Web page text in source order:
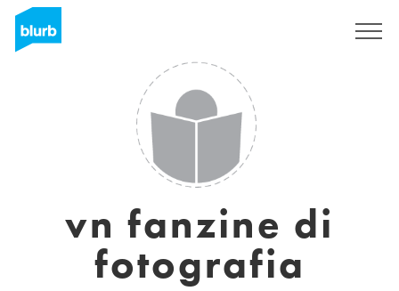
vn fanzine di
fotografia